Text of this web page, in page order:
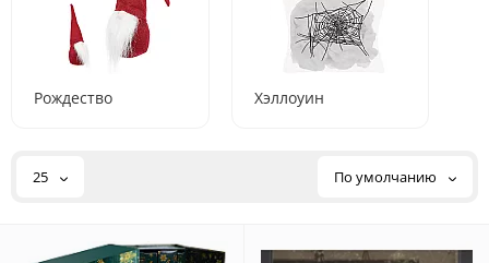
Рождество Хэллоуин
25 По умолчанию